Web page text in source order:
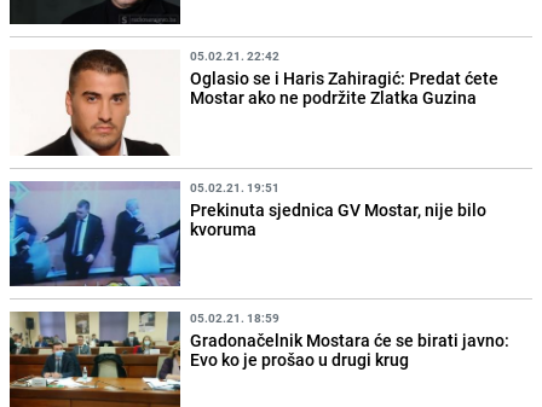
05.02.21. 22:42
Oglasio se i Haris Zahiragić: Predat ćete
Mostar ako ne podržite Zlatka Guzina
05.02.21. 19:51
Prekinuta sjednica GV Mostar, nije bilo
kvoruma
05.02.21. 18:59
Gradonačelnik Mostara će se birati javno:
Evo ko je prošao u drugi krug